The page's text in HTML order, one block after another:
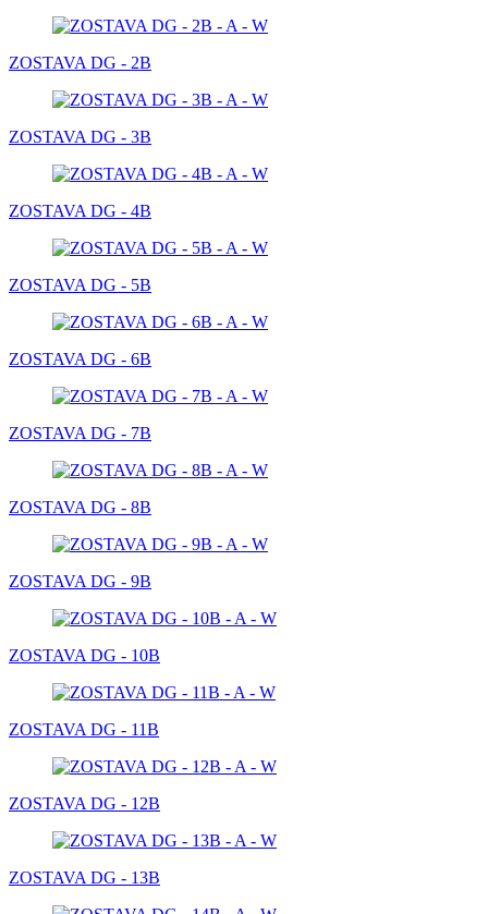
ZOSTAVA DG - 2B
ZOSTAVA DG - 3B
ZOSTAVA DG - 4B
ZOSTAVA DG - 5B
ZOSTAVA DG - 6B
ZOSTAVA DG - 7B
ZOSTAVA DG - 8B
ZOSTAVA DG - 9B
ZOSTAVA DG - 10B
ZOSTAVA DG - 11B
ZOSTAVA DG - 12B
ZOSTAVA DG - 13B